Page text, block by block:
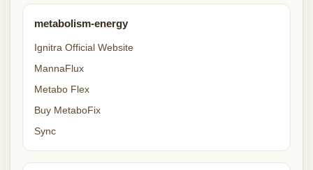
metabolism-energy
Ignitra Official Website
MannaFlux
Metabo Flex
Buy MetaboFix
Sync